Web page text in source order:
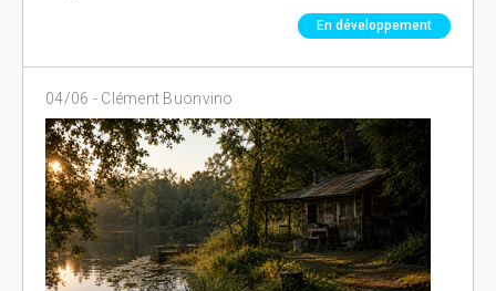
En développement
04/06 - Clément Buonvino